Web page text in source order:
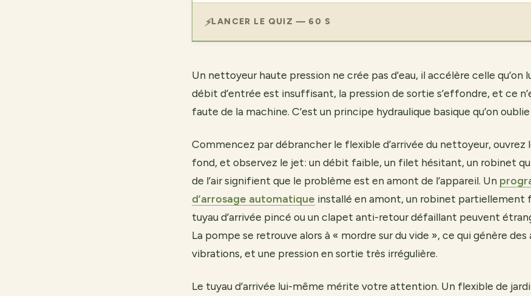
LANCER LE QUIZ — 60 S
Un nettoyeur haute pression ne crée pas d’eau, il accélère celle qu’on
débit d’entrée est insuffisant, la pression de sortie s’effondre, et ce
faute de la machine. C’est un principe hydraulique basique qu’on
Commencez par débrancher le flexible d’arrivée du nettoyeur, ouvrez
fond, et observez le jet: un débit faible, un filet hésitant, un robinet
de l’air signifient que le problème est en amont de l’appareil. Un
d’arrosage automatique installé en amont, un robinet partiellement
tuyau d’arrivée pincé ou un clapet anti-retour défaillant peuvent
La pompe se retrouve alors à « mordre sur du vide », ce qui génère des
vibrations, et une pression en sortie très irrégulière.
Le tuyau d’arrivée lui-même mérite votre attention. Un flexible de